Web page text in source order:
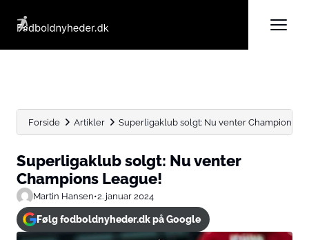
Forside Artikler Superligaklub solgt: Nu venter Champions
Superligaklub solgt: Nu venter
Champions League!
Martin Hansen•2. januar 2024
Følg fodboldnyheder.dk på Google